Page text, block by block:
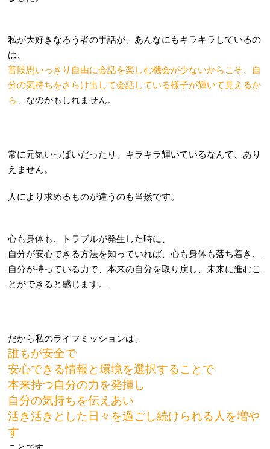
私が大好きなろう者の手話が、あんなにもキラキラしているの
は、
普段思いっきり自由に会話を楽しむ機会が少ないからこそ、自
分の気持ちをさらけ出して会話している様子が輝いて見えるか
ら
、なのかもしれません。
常に元気いっぱいだったり、キラキラ輝いているなんて、あり
えません。
人により求めるものが違うのも当然です。
心も身体も、トラブルが発生した時に、
自分が安心できる方法を知っていれば、心も身体も落ち着き、
自分が持っている力で、本来の自分を取り戻し、未来に進むこ
とができると感じます。
だから私のライフミッションは、
誰もが安全で
安心できる情報と環境を選択することで
本来持つ自分の力を発揮し
自分の気持ちを伝えあい
活き活きとした日々を過ごし続けられる人を増や
す